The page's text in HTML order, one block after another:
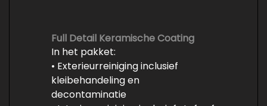
polijsten
Full Detail Keramische Coating
In het pakket:
• Exterieurreiniging inclusief
kleibehandeling en
decontaminatie